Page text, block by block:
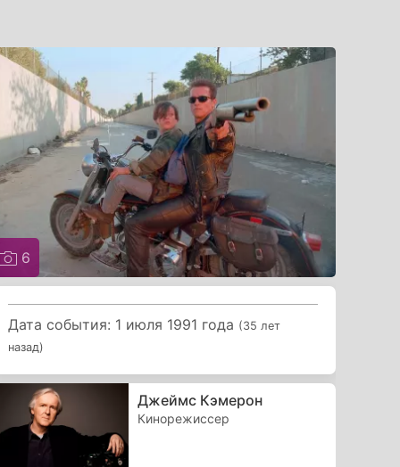
6
Дата события: 1 июля 1991 года (35 лет
назад)
Джеймс Кэмерон
Кинорежиссер